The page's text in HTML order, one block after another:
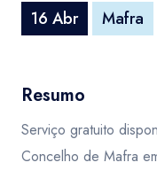
16 Abr Mafra
Resumo
Serviço gratuito
Concelho de Mafra